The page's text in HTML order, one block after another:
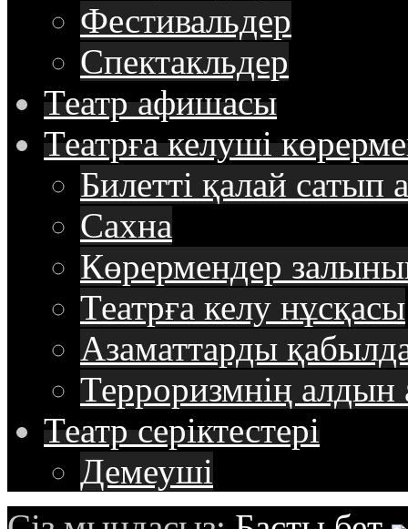
Фестивальдер
Спектакльдер
Театрафишасы
Театрға келуші
Билетті қалай сатып
Сахна
Көрермендер
Театрға келу нұсқасы
Азаматтарды
Терроризмнің
Театрcеріктестері
Демеуші